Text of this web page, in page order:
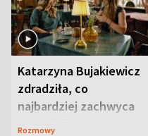
Katarzyna Bujakiewicz
zdradziła, co
najbardziej zachwyca
ją w Lublinie
Rozmowy